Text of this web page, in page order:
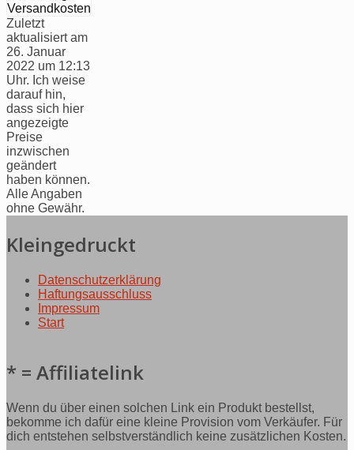
Versandkosten
Zuletzt
aktualisiert am
26. Januar
2022 um 12:13
Uhr. Ich weise
darauf hin,
dass sich hier
angezeigte
Preise
inzwischen
geändert
haben können.
Alle Angaben
ohne Gewähr.
Kleingedruckt
Datenschutzerklärung
Haftungsausschluss
Impressum
Start
* = Affiliatelink
Wenn du über einen solchen Link ein Produkt bestellst,
bekomme ich dafür eine kleine Provision vom Verkäufer. Für
dich entstehen selbstverständlich keine zusätzlichen Kosten.